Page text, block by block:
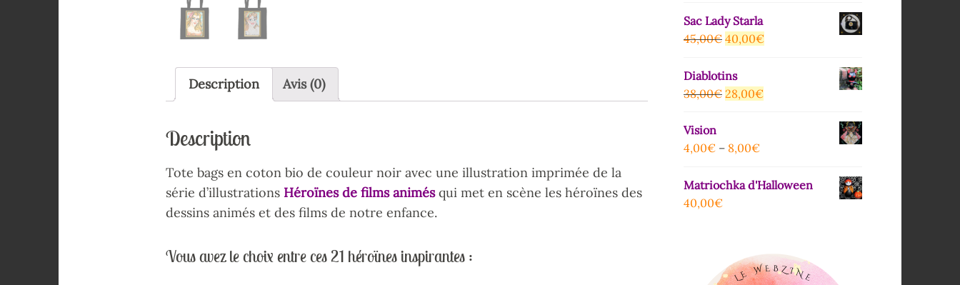
Description Avis (0)
Description
Tote bags en coton bio de couleur noir avec une illustration imprimée de la
série d’illustrations Héroïnes de films animésqui met en scène les héroïnes des
dessins animés et des films de notre enfance.
Vous avez le choix entre ces 21 héroïnes inspirantes :
Sac Lady Starla
45,00€ 40,00€
Diablotins
38,00€ 28,00€
Vision
4,00€ – 8,00€
Matriochka d'Halloween
40,00€